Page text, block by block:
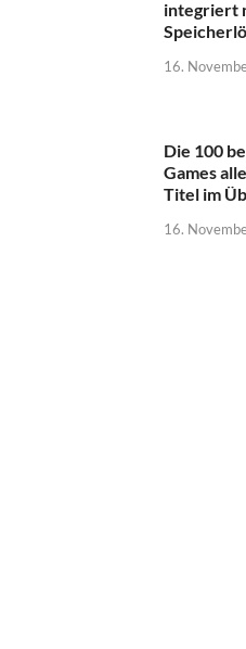
integriert
16.
Die 100
Games
Titel im
16.